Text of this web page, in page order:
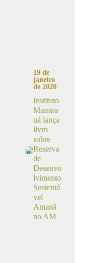
19 de
janeiro
de 2020
Instituto
Mamira
uá lança
livro
sobre
Reserva
de
Desenvo
lvimento
Sustentá
vel
Amanã
no AM